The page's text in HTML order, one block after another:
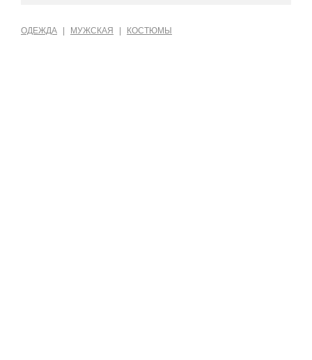
ОДЕЖДА МУЖСКАЯ КОСТЮМЫ